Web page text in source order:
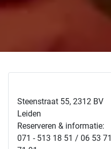
Steenstraat 55, 2312 BV
Leiden
Reserveren & informatie:
071 - 513 18 51 / 06 53 71